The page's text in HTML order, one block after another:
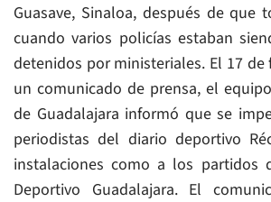
Guasave, Sinaloa, después de que
cuando varios policías estaban
detenidos por ministeriales. El 17
un comunicado de prensa, el
de Guadalajara informó que se
periodistas del diario deportivo
instalaciones como a los partidos
Deportivo Guadalajara. El